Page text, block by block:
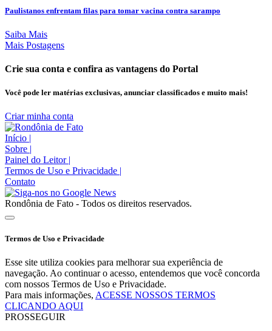
Paulistanos enfrentam filas para tomar vacina contra sarampo
Saiba Mais
Mais Postagens
Crie sua conta e confira as vantagens do Portal
Você pode ler matérias exclusivas, anunciar classificados e muito mais!
Criar minha conta
Início |
Sobre |
Painel do Leitor |
Termos de Uso e Privacidade |
Contato
Rondônia de Fato - Todos os direitos reservados.
Termos de Uso e Privacidade
Esse site utiliza cookies para melhorar sua experiência de
navegação. Ao continuar o acesso, entendemos que você concorda
com nossos Termos de Uso e Privacidade.
Para mais informações, ACESSE NOSSOS TERMOS
CLICANDO AQUI
PROSSEGUIR